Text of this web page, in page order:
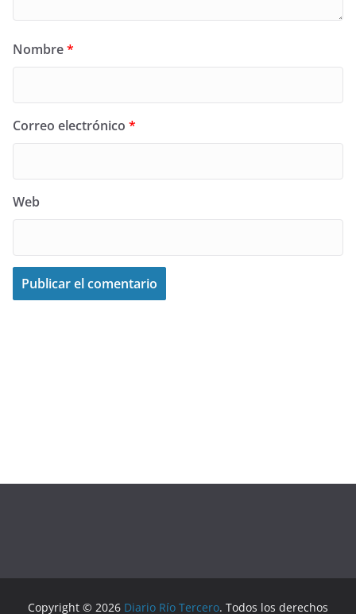
Nombre*
Correo electrónico *
Web
Copyright © 2026 Diario Río Tercero. Todos los derechos